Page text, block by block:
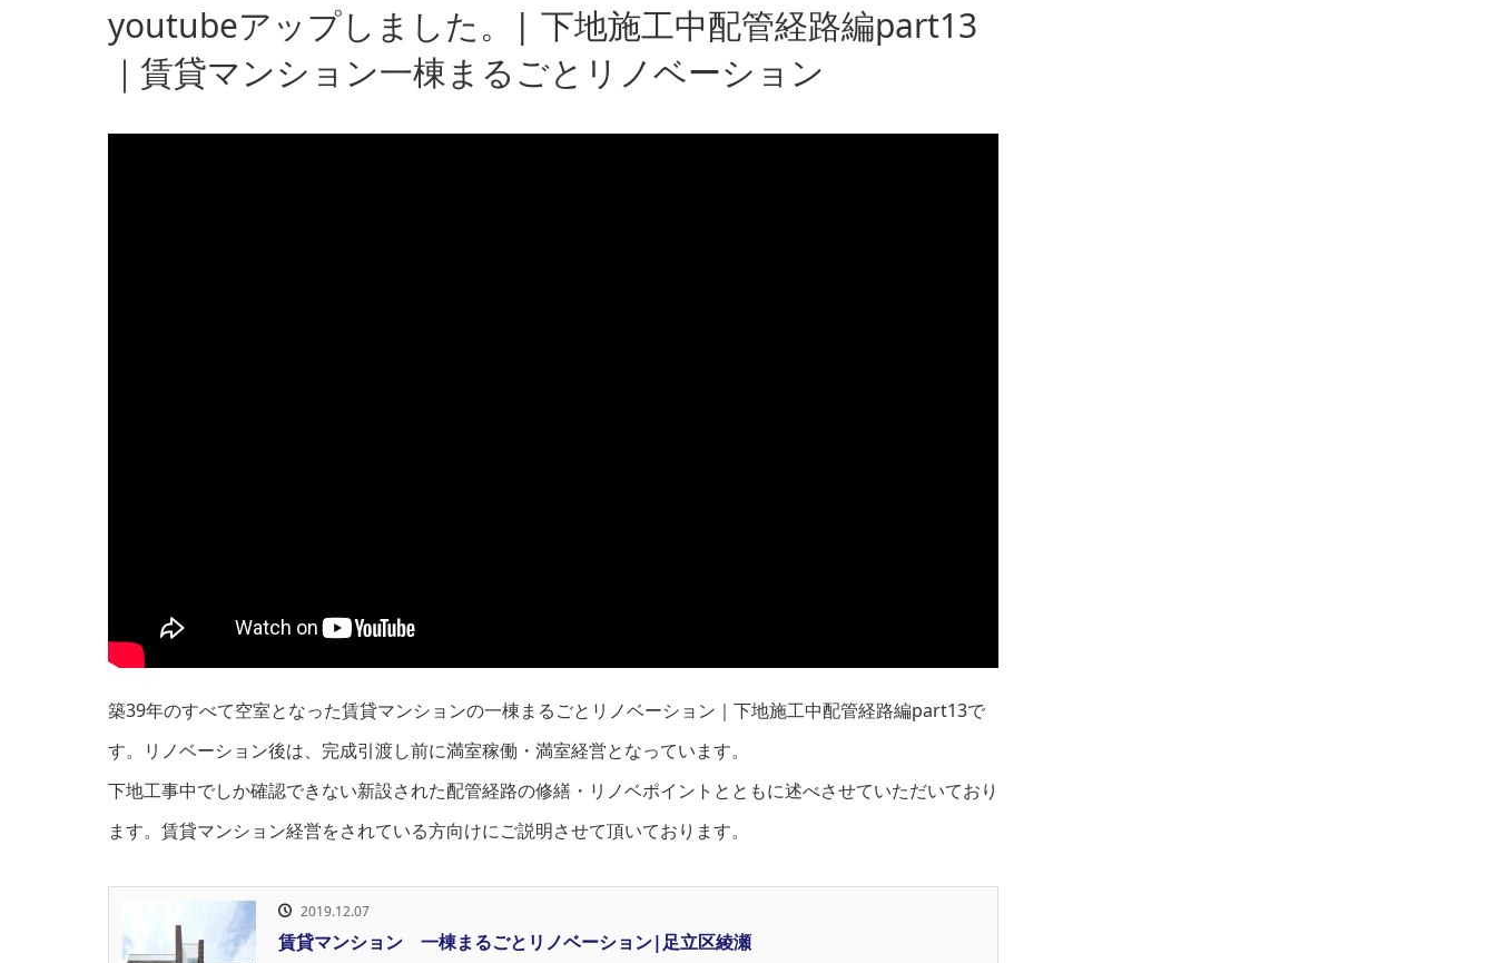
youtubeアップしました。| 下地施工中配管経路編part13
｜賃貸マンション一棟まるごとリノベーション
築39年のすべて空室となった賃貸マンションの一棟まるごとリノベーション｜下地施工中配管経路編part13で
す。リノベーション後は、完成引渡し前に満室稼働・満室経営となっています。
下地工事中でしか確認できない新設された配管経路の修繕・リノベポイントとともに述べさせていただいており
ます。賃貸マンション経営をされている方向けにご説明させて頂いております。
2019.12.07
賃貸マンション 一棟まるごとリノベーション|足立区綾瀬